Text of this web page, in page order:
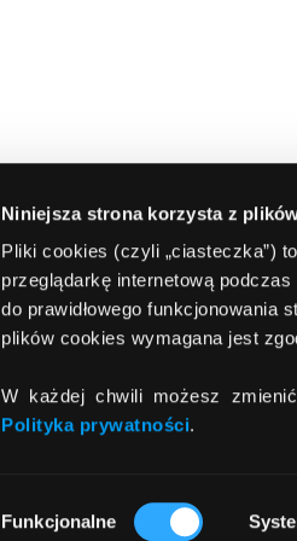
Niniejsza strona korzysta z
Pliki cookies (czyli „ciasteczka”)
przeglądarkę internetową
do prawidłowego funkcjonowania
plików cookies wymagana jest
W każdej chwili możesz
Polityka prywatności.
zgody
Funkcjonalne